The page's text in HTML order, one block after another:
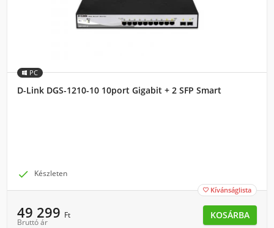
PC
D-Link DGS-1210-10 10port Gigabit + 2 SFP Smart
 Készleten
 Kívánságlista
49 299 Ft
Bruttó ár
KOSÁRBA